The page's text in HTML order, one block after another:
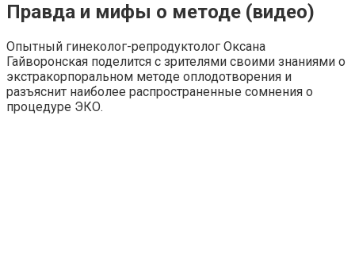
Правда и мифы о методе (видео)
Опытный гинеколог-репродуктолог Оксана
Гайворонская поделится с зрителями своими знаниями о
экстракорпоральном методе оплодотворения и
разъяснит наиболее распространенные сомнения о
процедуре ЭКО.